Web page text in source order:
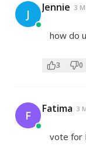
J Jennie 3
how do
3 0
F Fatima 3
vote for